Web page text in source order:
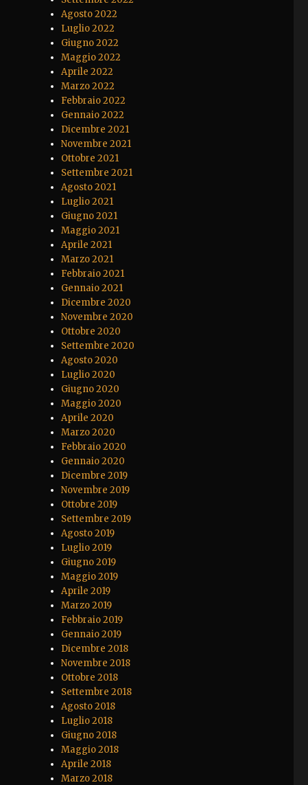
Agosto 2022
Luglio 2022
Giugno 2022
Maggio 2022
Aprile 2022
Marzo 2022
Febbraio 2022
Gennaio 2022
Dicembre 2021
Novembre 2021
Ottobre 2021
Settembre 2021
Agosto 2021
Luglio 2021
Giugno 2021
Maggio 2021
Aprile 2021
Marzo 2021
Febbraio 2021
Gennaio 2021
Dicembre 2020
Novembre 2020
Ottobre 2020
Settembre 2020
Agosto 2020
Luglio 2020
Giugno 2020
Maggio 2020
Aprile 2020
Marzo 2020
Febbraio 2020
Gennaio 2020
Dicembre 2019
Novembre 2019
Ottobre 2019
Settembre 2019
Agosto 2019
Luglio 2019
Giugno 2019
Maggio 2019
Aprile 2019
Marzo 2019
Febbraio 2019
Gennaio 2019
Dicembre 2018
Novembre 2018
Ottobre 2018
Settembre 2018
Agosto 2018
Luglio 2018
Giugno 2018
Maggio 2018
Aprile 2018
Marzo 2018